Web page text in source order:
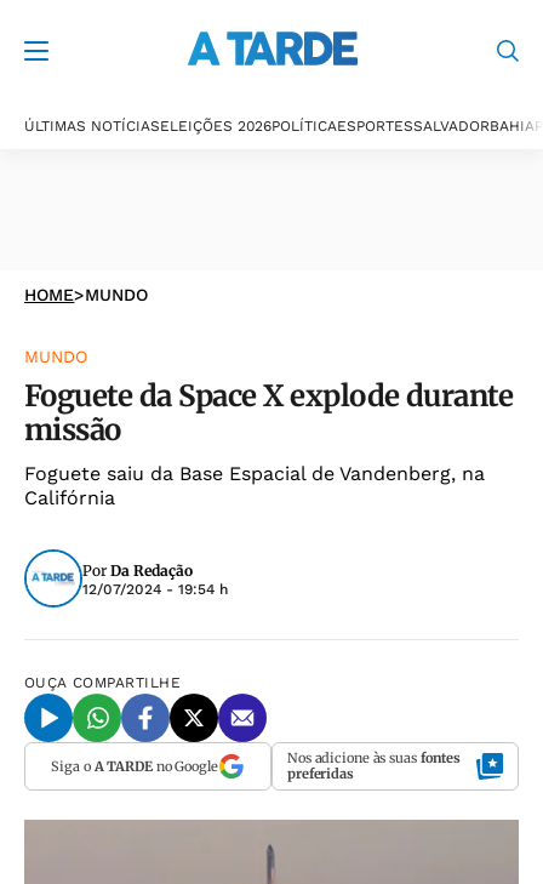
ÚLTIMAS NOTÍCIASELEIÇÕES 2026POLÍTICAESPORTESSALVADORBAHIA
HOME>MUNDO
MUNDO
Foguete da Space X explode durante
missão
Foguete saiu da Base Espacial de Vandenberg, na
Califórnia
Por Da Redação
12/07/2024 - 19:54 h
OUÇA COMPARTILHE
Siga o A TARDEno Google Nos adicione às suas fontes
preferidas